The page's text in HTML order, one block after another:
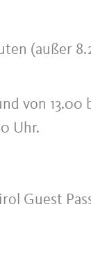
(außer
von 13.00
Uhr.
Guest